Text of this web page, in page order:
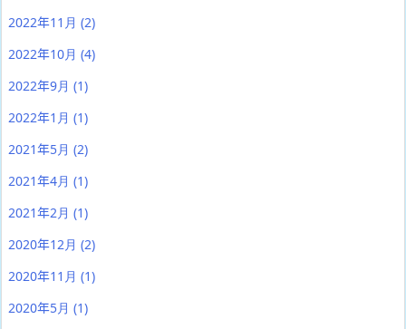
2022年11月 (2)
2022年10月 (4)
2022年9月 (1)
2022年1月 (1)
2021年5月 (2)
2021年4月 (1)
2021年2月 (1)
2020年12月 (2)
2020年11月 (1)
2020年5月 (1)